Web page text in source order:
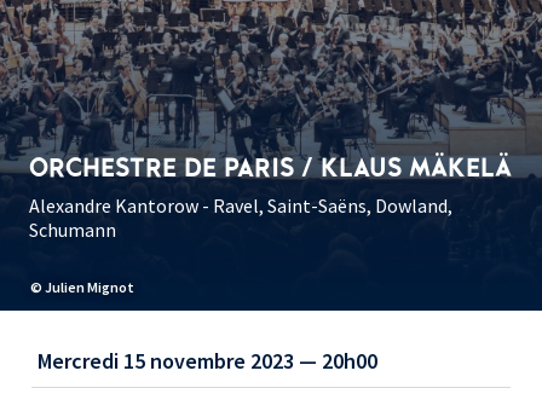
© Julien Mignot
ORCHESTRE DE PARIS / KLAUS MÄKELÄ
Alexandre Kantorow - Ravel, Saint-Saëns, Dowland,
Schumann
Mercredi 15 novembre 2023 — 20h00